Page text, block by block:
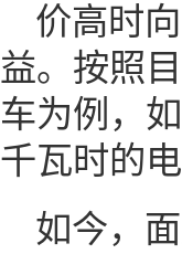
价高时
益。按照
车为例，
千瓦时的
如今，